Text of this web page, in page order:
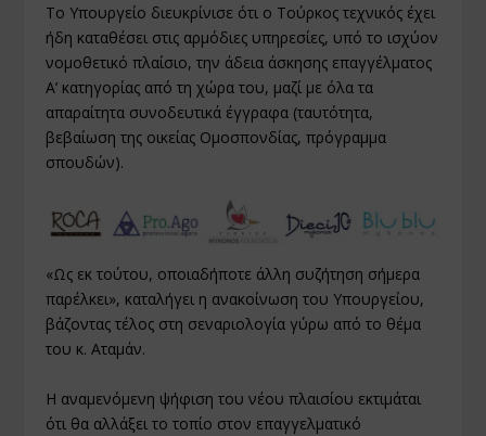
Το Υπουργείο διευκρίνισε ότι ο Τούρκος τεχνικός έχει
ήδη καταθέσει στις αρμόδιες υπηρεσίες, υπό το ισχύον
νομοθετικό πλαίσιο, την άδεια άσκησης επαγγέλματος
Α’ κατηγορίας από τη χώρα του, μαζί με όλα τα
απαραίτητα συνοδευτικά έγγραφα (ταυτότητα,
βεβαίωση της οικείας Ομοσπονδίας, πρόγραμμα
σπουδών).
«Ως εκ τούτου, οποιαδήποτε άλλη συζήτηση σήμερα
παρέλκει», καταλήγει η ανακοίνωση του Υπουργείου,
βάζοντας τέλος στη σεναριολογία γύρω από το θέμα
του κ. Αταμάν.
Η αναμενόμενη ψήφιση του νέου πλαισίου εκτιμάται
ότι θα αλλάξει το τοπίο στον επαγγελματικό